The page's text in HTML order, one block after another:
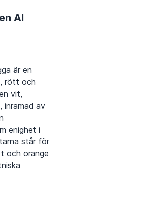
AI
är en
rött och
vit,
inramad av
enighet i
står för
och orange